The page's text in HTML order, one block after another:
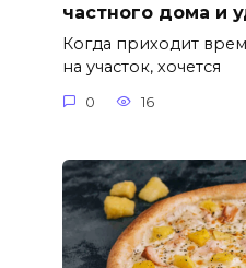
частного дома и
Когда приходит
на участок, хочется
0 16